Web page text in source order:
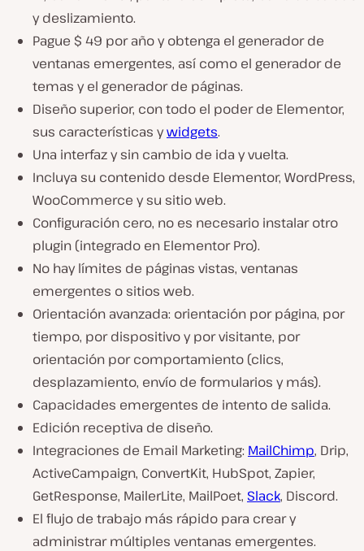
y deslizamiento.
Pague $ 49 por año y obtenga el generador de
ventanas emergentes, así como el generador de
temas y el generador de páginas.
Diseño superior, con todo el poder de Elementor,
sus características ywidgets.
Una interfaz y sin cambio de ida y vuelta.
Incluya su contenido desde Elementor, WordPress,
WooCommerce y su sitio web.
Configuración cero, no es necesario instalar otro
plugin (integrado en Elementor Pro).
No hay límites de páginas vistas, ventanas
emergentes o sitios web.
Orientación avanzada: orientación por página, por
tiempo, por dispositivo y por visitante, por
orientación por comportamiento (clics,
desplazamiento, envío de formularios y más).
Capacidades emergentes de intento de salida.
Edición receptiva de diseño.
Integraciones de Email Marketing: MailChimp, Drip,
ActiveCampaign, ConvertKit, HubSpot, Zapier,
GetResponse, MailerLite, MailPoet, Slack, Discord.
El flujo de trabajo más rápido para crear y
administrar múltiples ventanas emergentes.